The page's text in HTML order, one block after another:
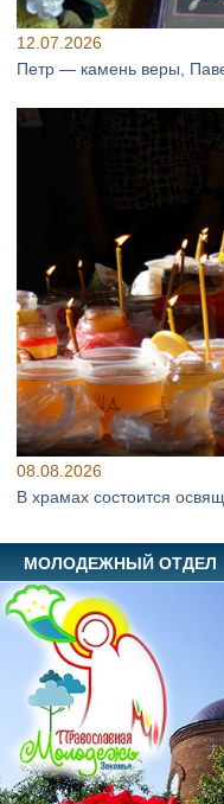
12.07.2026
Петр — камень веры,
08.08.2026
В храмах состоится
МОЛОДЕЖНЫЙ ОТДЕЛ